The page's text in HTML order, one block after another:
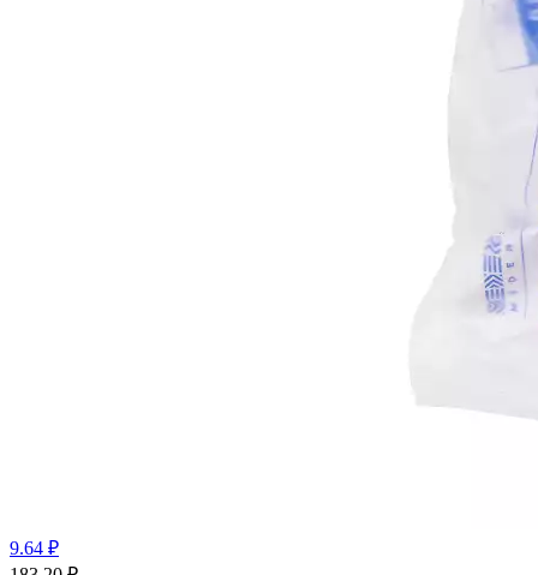
9.64 ₽